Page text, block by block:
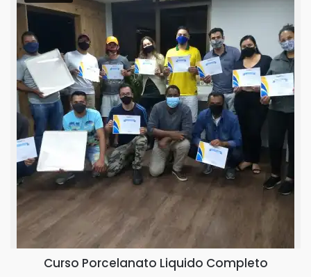
Curso Porcelanato Liquido Completo